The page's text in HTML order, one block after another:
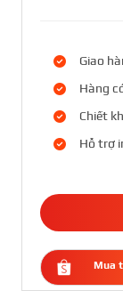
Giao
Hàng
Chiết
Hỗ trợ
Mua